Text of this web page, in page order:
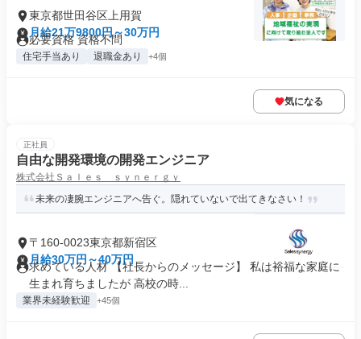
東京都世田谷区上用賀
月給21万9800円～30万円
必要資格 資格不問
住宅手当あり 退職金あり +4個
気になる
正社員
自由な開発環境の開発エンジニア
株式会社Ｓａｌｅｓ ｓｙｎｅｒｇｙ
未来の凄腕エンジニアへ告ぐ。隠れていないで出てきなさい！
〒160-0023東京都新宿区
月給30万円～40万円
求めている人材 【社長からのメッセージ】 私は裕福な家庭に
生まれ育ちましたが 高校の時...
業界未経験歓迎 +45個